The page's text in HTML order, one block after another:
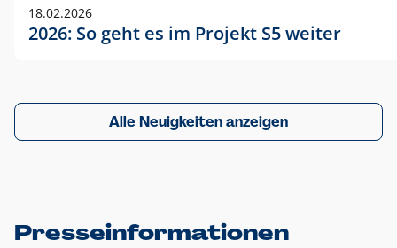
18.02.2026
2026: So geht es im Projekt S5 weiter
Alle Neuigkeiten anzeigen
Presseinformationen